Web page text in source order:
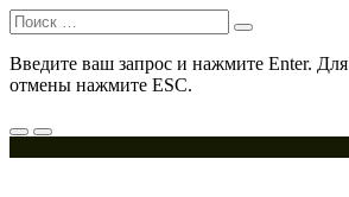
Поиск:
Введите ваш запрос и нажмите Enter. Для
отмены нажмите ESC.
Меню